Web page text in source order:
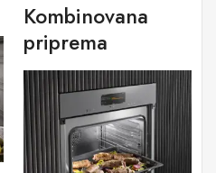
Kombinovana
priprema